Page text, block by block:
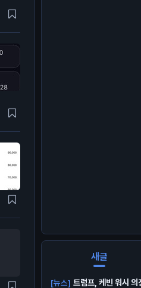
새글
[뉴스] 트럼프, 케빈 워시 의